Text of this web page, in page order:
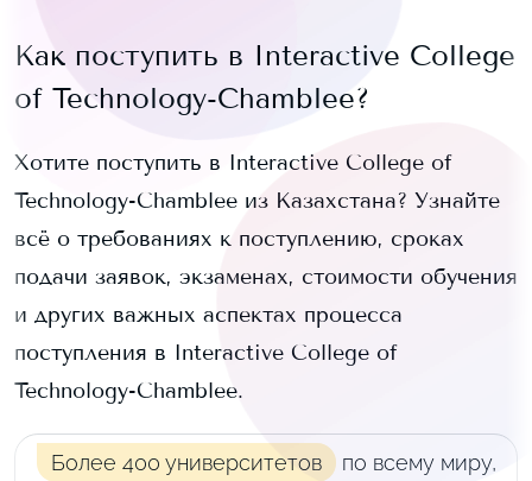
Как поступить в Interactive College
of Technology-Chamblee?
Хотите поступить в Interactive College of
Technology-Chamblee из Казахстана? Узнайте
всё о требованиях к поступлению, сроках
подачи заявок, экзаменах, стоимости обучения
и других важных аспектах процесса
поступления в Interactive College of
Technology-Chamblee.
Более 400 университетов по всему миру,